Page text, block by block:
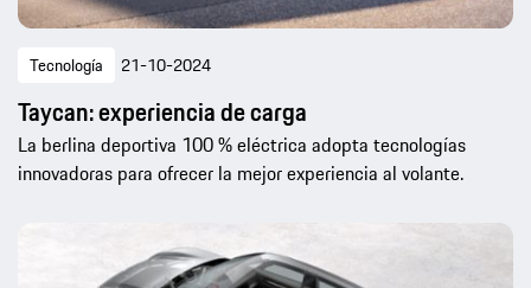
Tecnología 21-10-2024
Taycan: experiencia de carga
La berlina deportiva 100 % eléctrica adopta tecnologías
innovadoras para ofrecer la mejor experiencia al volante.